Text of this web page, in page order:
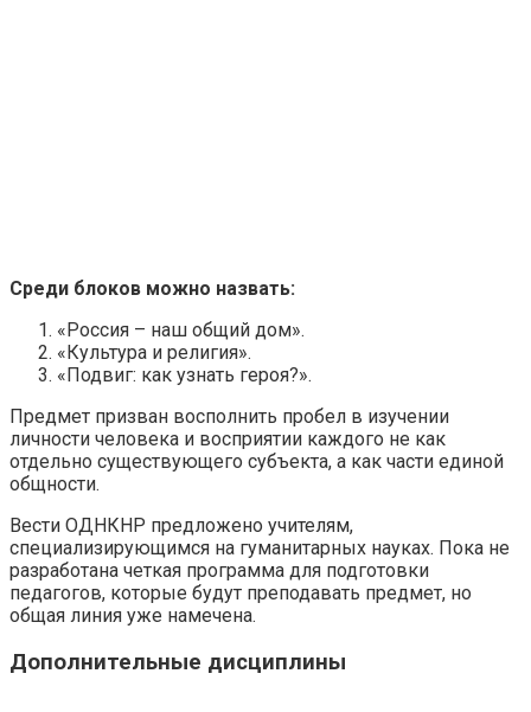
Среди блоков можно назвать:
«Россия – наш общий дом».
«Культура и религия».
«Подвиг: как узнать героя?».
Предмет призван восполнить пробел в изучении
личности человека и восприятии каждого не как
отдельно существующего субъекта, а как части единой
общности.
Вести ОДНКНР предложено учителям,
специализирующимся на гуманитарных науках. Пока не
разработана четкая программа для подготовки
педагогов, которые будут преподавать предмет, но
общая линия уже намечена.
Дополнительные дисциплины